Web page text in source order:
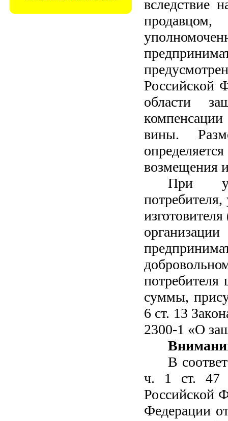
вследствие
Российской
области
вины.
возмещения
При
потребителя
суммы,
6 ст. 13
2300-1 «О
В
ч. 1 ст. 47
Российской
Федерации